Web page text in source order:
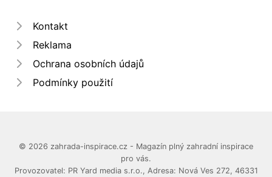
Kontakt
Reklama
Ochrana osobních údajů
Podmínky použití
© 2026 zahrada-inspirace.cz - Magazín plný zahradní inspirace
pro vás.
Provozovatel: PR Yard media s.r.o., Adresa: Nová Ves 272, 46331